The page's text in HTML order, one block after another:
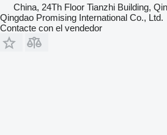
China, 24Th Floor Tianzhi Building,
Qingdao Promising International Co., Ltd.
Contacte con el vendedor